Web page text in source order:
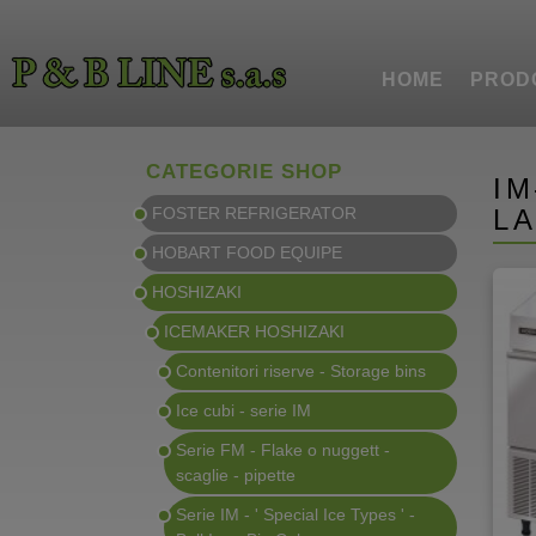
HOME
CATEGORIE SHOP
FOSTER REFRIGERATOR
HOBART FOOD EQUIPE
HOSHIZAKI
ICEMAKER HOSHIZAKI
Contenitori riserve - Storage bins
Ice cubi - serie IM
Serie FM - Flake o nuggett -
scaglie - pipette
Serie IM - ' Special Ice Types ' -